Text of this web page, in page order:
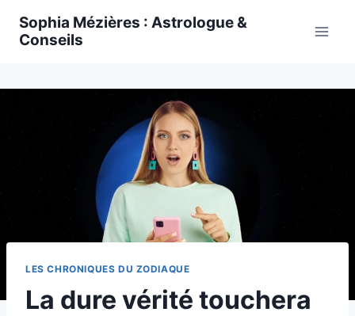
Sophia Mézières : Astrologue &
Conseils
LES CHRONIQUES DU ZODIAQUE
La dure vérité touchera